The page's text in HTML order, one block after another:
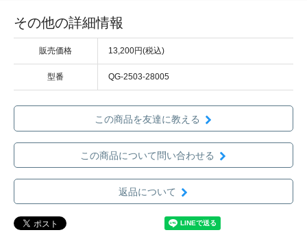
その他の詳細情報
販売価格 13,200円(税込)
型番 QG-2503-28005
この商品を友達に教える
この商品について問い合わせる
返品について